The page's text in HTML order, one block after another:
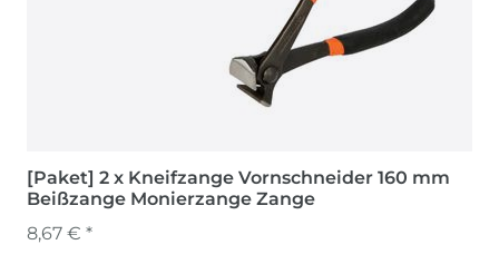
[Paket] 2 x Kneifzange Vornschneider 160 mm
Beißzange Monierzange Zange
8,67 € *